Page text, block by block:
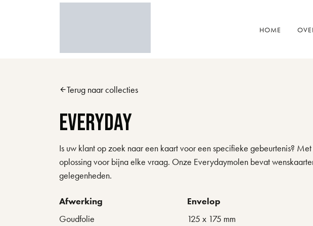
Skip to main content
HOME
arrow_backTerug naar collecties
Everyday
Is uw klant op zoek naar een kaart voor een specifieke gebeurtenis?
oplossing voor bijna elke vraag. Onze Everydaymolen bevat
gelegenheden.
Afwerking
Goudfolie
Envelop
125 x 175 mm